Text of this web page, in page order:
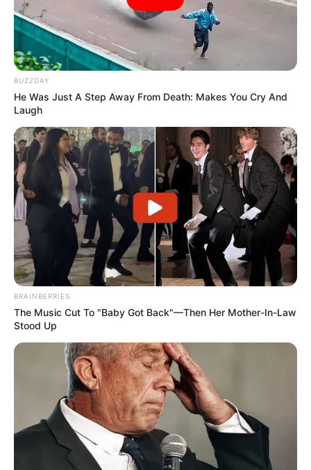
BUZZDAY
He Was Just A Step Away From Death: Makes You Cry And
Laugh
BRAINBERRIES
The Music Cut To "Baby Got Back"—Then Her Mother-In-Law
Stood Up